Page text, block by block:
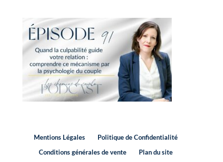
Mentions Légales
Politique de Confidentialité
Conditions générales de vente
Plan du site